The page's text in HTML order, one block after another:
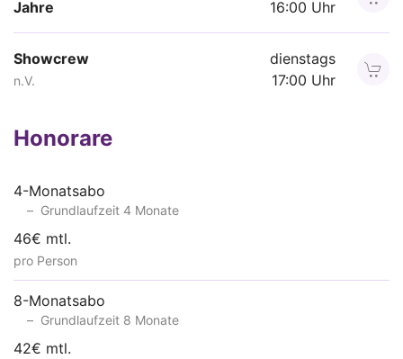
Jahre
16:00 Uhr
Showcrew
n.V.
dienstags
17:00 Uhr
Honorare
4-Monatsabo
Grundlaufzeit 4 Monate
46€ mtl.
pro Person
8-Monatsabo
Grundlaufzeit 8 Monate
42€ mtl.